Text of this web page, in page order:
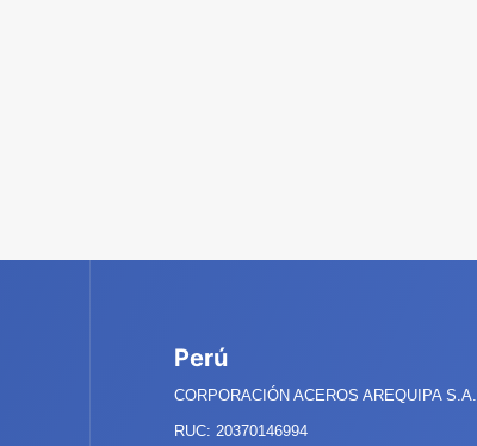
Perú
CORPORACIÓN ACEROS AREQUIPA S.A.
RUC: 20370146994